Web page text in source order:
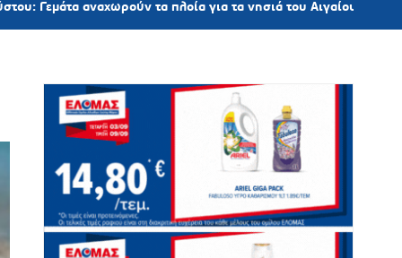
αναχωρούν τα πλοία για τα νησιά του Αιγαίου 30 λεπτά